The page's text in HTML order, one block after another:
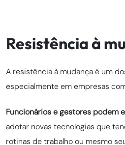
Resistência à
A resistência à mudança é um
especialmente em empresas
Funcionários e gestores podem
adotar novas tecnologias que
rotinas de trabalho ou mesmo